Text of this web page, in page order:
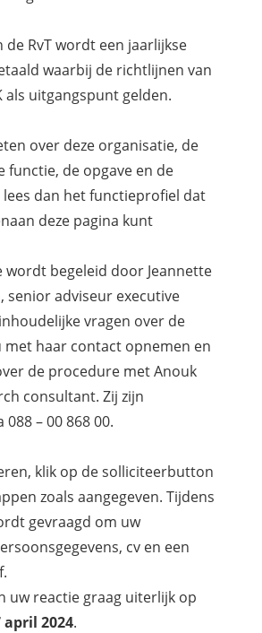
de RvT wordt een jaarlijkse
waarbij de richtlijnen van
als uitgangspunt gelden.
over deze organisatie, de
functie, de opgave en de
dan het functieprofiel dat
deze pagina kunt
wordt begeleid door Jeannette
senior adviseur executive
vragen over de
haar contact opnemen en
de procedure met Anouk
consultant. Zij zijn
– 00 868 00.
klik op de solliciteerbutton
zoals aangegeven. Tijdens
gevraagd om uw
cv en een
uw reactie graag uiterlijk op
april 2024.